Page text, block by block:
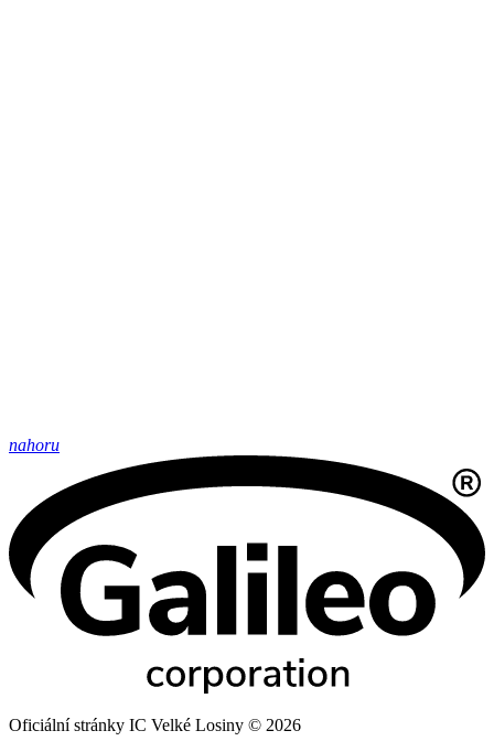
nahoru
Oficiální stránky IC Velké Losiny © 2026